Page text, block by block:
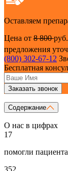
Оставляем
Цена от 8 800руб.
предложения
(800) 302-67-12
Бесплатная
Заказать звонок
Содержание
О нас в цифрах
17
помогли